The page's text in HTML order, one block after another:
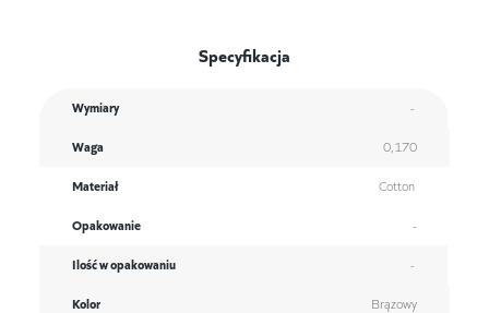
Specyfikacja
Wymiary -
Waga 0,170
Materiał Cotton
Opakowanie -
Ilość w opakowaniu -
Kolor Brązowy